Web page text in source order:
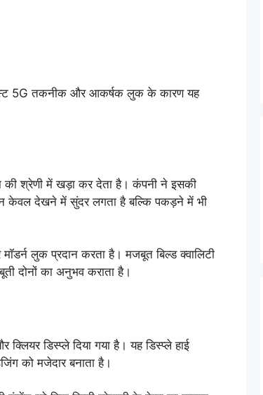
5G तकनीक और आकर्षक लुक के कारण यह
की श्रेणी में खड़ा कर देता है। कंपनी ने इसकी
न केवल देखने में सुंदर लगता है बल्कि पकड़ने में भी
लुक प्रदान करता है। मजबूत बिल्ड क्वालिटी
दोनों का अनुभव कराता है।
डिस्प्ले दिया गया है। यह डिस्प्ले हाई
को मजेदार बनाता है।